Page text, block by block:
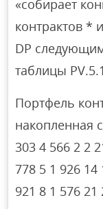
«собирает
контрактов *
DP
таблицы
Портфель
накопленная
303 4 566 2 2
778 5 1 926 14
921 8 1 576 21